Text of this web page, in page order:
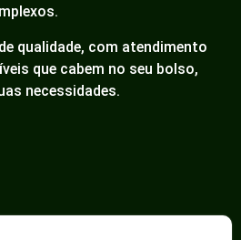
qualidade, com atendimento
que cabem no seu bolso,
necessidades.